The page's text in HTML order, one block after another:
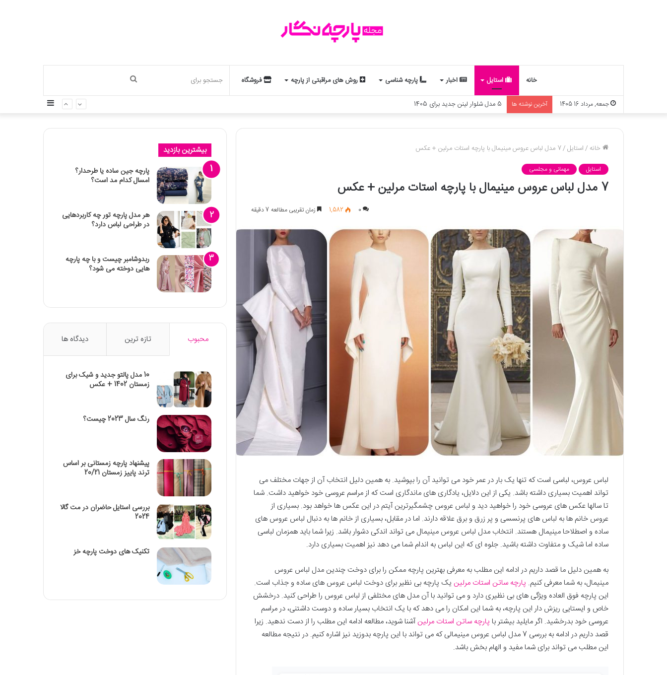
خانه استایل اخبار پارچه شناسی روش های مراقبتی از پارچه فروشگاه
جمعه, مرداد 16 1405 آخرین نوشته ها چه ارتباطی بین ماه تولد و استایل شماست؟ یک تحلیل جذاب از مد و زودیاک
خانه /استایل/7 مدل لباس عروس مینیمال با پارچه استات مرلین + عکس
استایل مهمانی و مجلسی
7 مدل لباس عروس مینیمال با پارچه استات مرلین + عکس
0
1,582 زمان تقریبی مطالعه 7 دقیقه
لباس عروس، لباسی است که تنها یک بار در عمر خود می توانید آن را بپوشید. به همین دلیل انتخاب آن از جهات مختلف می
تواند اهمیت بسیاری داشته باشد. یکی از این دلایل، یادگاری های ماندگاری است که از مراسم عروسی خود خواهید داشت. شما
تا سالها عکس های عروسی خود را خواهید دید و لباس عروس چشمگیرترین آیتم در این عکس ها خواهد بود. بسیاری از
عروس خانم ها به لباس های پرنسسی و پر زرق و برق علاقه دارند. اما در مقابل، بسیاری از خانم ها به دنبال لباس عروس های
ساده و اصطلاحا مینیمال هستند. انتخاب مدل لباس عروس مینیمال می تواند اندکی دشوار باشد. زیرا شما باید همزمان لباسی
ساده اما شیک و متفاوت داشته باشید. جلوه ای که این لباس به اندام شما می دهد نیز اهمیت بسیاری دارد.
به همین دلیل ما قصد داریم در ادامه این مطلب به معرفی بهترین پارچه ممکن را برای دوخت چندین مدل لباس عروس
مینیمال، به شما معرفی کنیم. پارچه ساتن استات مرلین یک پارچه بی نظیر برای دوخت لباس عروس های ساده و جذاب است.
این پارچه فوق العاده ویژگی های بی نظیری دارد و می توانید با آن مدل های مختلفی از لباس عروس را طراحی کنید. درخشش
خاص و ایستایی ریزش دار این پارچه، به شما این امکان را می دهد که با یک انتخاب بسیار ساده و دوست داشتنی، در مراسم
عروسی خود بدرخشید. اگر مایلید بیشتر با پارچه ساتن استات مرلینآشنا شوید، مطالعه ادامه این مطلب را از دست ندهید. زیرا
قصد داریم در ادامه به بررسی 7 مدل لباس عروس مینیمالی که می تواند با این پارچه بدوزید نیز اشاره کنیم. در نتیجه مطالعه
این مطلب می تواند برای شما مفید و الهام بخش باشد.
بیشترین بازدید
پارچه جین ساده یا طرحدار؟
امسال کدام مد است؟
هر مدل پارچه تور چه کاربردهایی
در طراحی لباس دارد؟
ربدوشامبر چیست و با چه پارچه
هایی دوخته می شود؟
محبوب تازه ترین دیدگاه ها
10 مدل پالتو جدید و شیک برای
زمستان 1402 + عکس
رنگ سال 2023 چیست؟
پیشنهاد پارچه زمستانی بر اساس
ترند پاییز زمستان 20/21
بررسی استایل حاضران در مت گالا
2024
تکنیک‌ های دوخت پارچه خز